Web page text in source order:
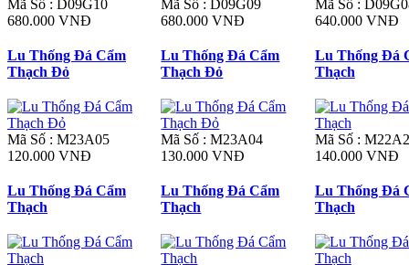
Mã Số : D09G10
680.000 VNĐ
Mã Số : D09G09
680.000 VNĐ
Mã Số :
640.000 VNĐ
Lu Thống Đá Cẩm
Thạch Đỏ
Mã Số : M23A05
120.000 VNĐ
Lu Thống Đá Cẩm
Thạch Đỏ
Mã Số : M23A04
130.000 VNĐ
Lu Thống Đá
Thạch
Mã Số :
140.000 VNĐ
Lu Thống Đá Cẩm
Thạch
Lu Thống Đá Cẩm
Thạch
Lu Thống Đá
Thạch